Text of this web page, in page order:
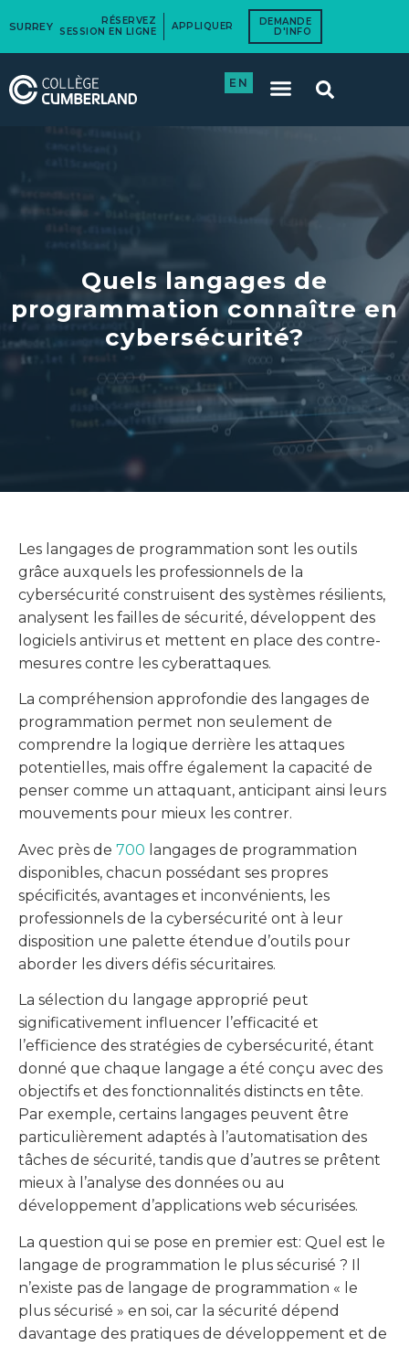
SURREY
RÉSERVEZ
SESSION EN LIGNE
APPLIQUER
DEMANDE
D'INFO
EN
Quels langages de
programmation connaître en
cybersécurité?
Les langages de programmation sont les outils
grâce auxquels les professionnels de la
cybersécurité construisent des systèmes résilients,
analysent les failles de sécurité, développent des
logiciels antivirus et mettent en place des contre-
mesures contre les cyberattaques.
La compréhension approfondie des langages de
programmation permet non seulement de
comprendre la logique derrière les attaques
potentielles, mais offre également la capacité de
penser comme un attaquant, anticipant ainsi leurs
mouvements pour mieux les contrer.
Avec près de 700 langages de programmation
disponibles, chacun possédant ses propres
spécificités, avantages et inconvénients, les
professionnels de la cybersécurité ont à leur
disposition une palette étendue d’outils pour
aborder les divers défis sécuritaires.
La sélection du langage approprié peut
significativement influencer l’efficacité et
l’efficience des stratégies de cybersécurité, étant
donné que chaque langage a été conçu avec des
objectifs et des fonctionnalités distincts en tête.
Par exemple, certains langages peuvent être
particulièrement adaptés à l’automatisation des
tâches de sécurité, tandis que d’autres se prêtent
mieux à l’analyse des données ou au
développement d’applications web sécurisées.
La question qui se pose en premier est: Quel est le
langage de programmation le plus sécurisé ? Il
n’existe pas de langage de programmation « le
plus sécurisé » en soi, car la sécurité dépend
davantage des pratiques de développement et de